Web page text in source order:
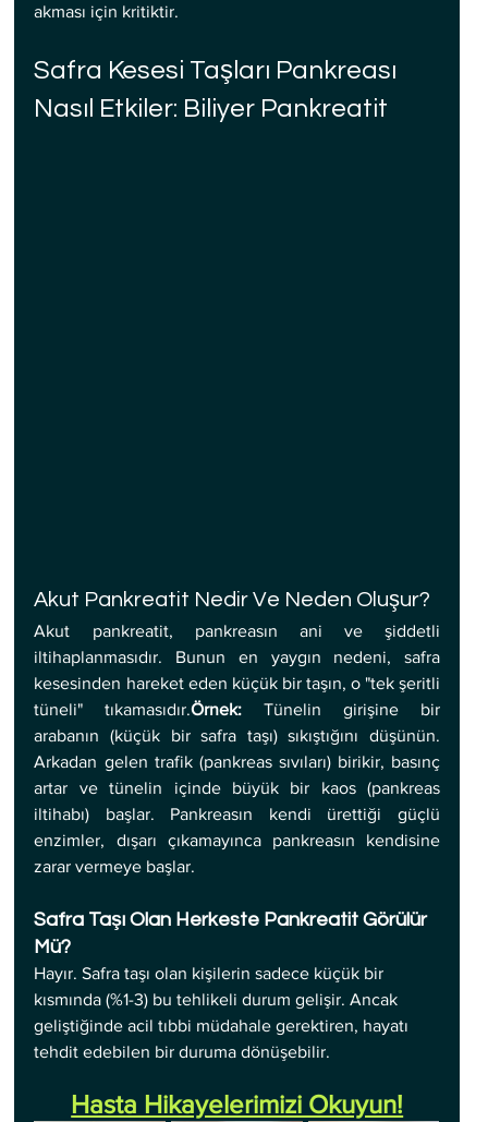
akması için kritiktir.
Safra Kesesi Taşları Pankreası
Nasıl Etkiler: Biliyer Pankreatit
Akut Pankreatit Nedir Ve Neden Oluşur?
Akut pankreatit, pankreasın ani ve şiddetli
iltihaplanmasıdır. Bunun en yaygın nedeni, safra
kesesinden hareket eden küçük bir taşın, o "tek şeritli
tüneli" tıkamasıdır.Örnek: Tünelin girişine bir
arabanın (küçük bir safra taşı) sıkıştığını düşünün.
Arkadan gelen trafik (pankreas sıvıları) birikir, basınç
artar ve tünelin içinde büyük bir kaos (pankreas
iltihabı) başlar. Pankreasın kendi ürettiği güçlü
enzimler, dışarı çıkamayınca pankreasın kendisine
zarar vermeye başlar.
Safra Taşı Olan Herkeste Pankreatit Görülür
Mü?
Hayır. Safra taşı olan kişilerin sadece küçük bir
kısmında (%1-3) bu tehlikeli durum gelişir. Ancak
geliştiğinde acil tıbbi müdahale gerektiren, hayatı
tehdit edebilen bir duruma dönüşebilir.
Hasta Hikayelerimizi Okuyun!